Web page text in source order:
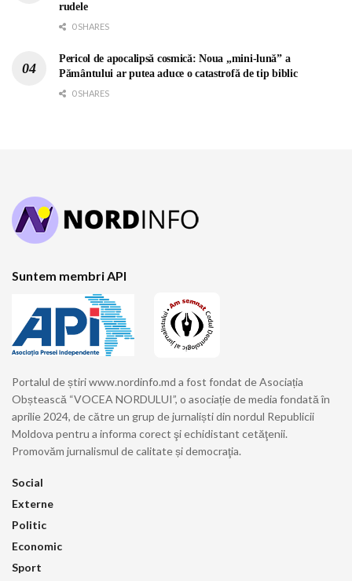
rudele
0 SHARES
Pericol de apocalipsă cosmică: Noua „mini-lună” a
Pământului ar putea aduce o catastrofă de tip biblic
0 SHARES
Suntem membri API
Portalul de știri www.nordinfo.md a fost fondat de Asociația
Obștească “VOCEA NORDULUI”, o asociație de media fondată în
aprilie 2024, de către un grup de jurnaliști din nordul Republicii
Moldova pentru a informa corect şi echidistant cetăţenii.
Promovăm jurnalismul de calitate și democraţia.
Social
Externe
Politic
Economic
Sport